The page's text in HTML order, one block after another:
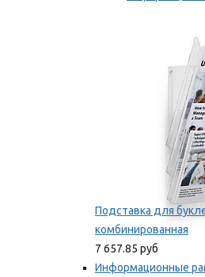
Подставка для
комбинированная
7 657.85 руб
Информационные